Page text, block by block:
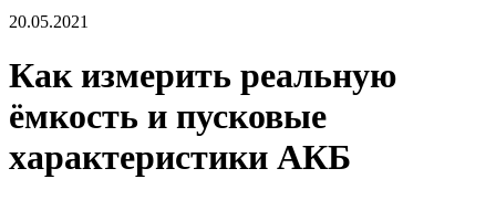
20.05.2021
Как измерить реальную
ёмкость и пусковые
характеристики АКБ